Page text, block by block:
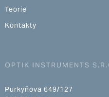
Teorie
Kontakty
OPTIK INSTRUMENTS
Purkyňova 649/127